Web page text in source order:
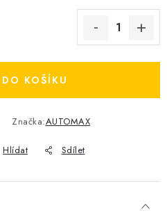
KOŠÍKU
Značka:AUTOMAX
Hlídat Sdílet